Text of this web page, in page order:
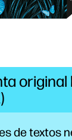
de textos
original